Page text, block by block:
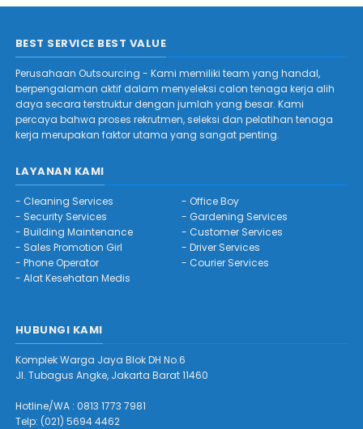
BEST SERVICE BEST VALUE
Perusahaan Outsourcing - Kami memiliki team yang handal,
berpengalaman aktif dalam menyeleksi calon tenaga kerja alih
daya secara terstruktur dengan jumlah yang besar. Kami
percaya bahwa proses rekrutmen, seleksi dan pelatihan tenaga
kerja merupakan faktor utama yang sangat penting.
LAYANAN KAMI
- Cleaning Services
- Security Services
- Building Maintenance
- Sales Promotion Girl
- Phone Operator
- Alat Kesehatan Medis
- Office Boy
- Gardening Services
- Customer Services
- Driver Services
- Courier Services
HUBUNGI KAMI
Komplek Warga Jaya Blok DH No.6
Jl. Tubagus Angke, Jakarta Barat 11460
Hotline/WA : 0813 1773 7981
Telp: (021) 5694 4462